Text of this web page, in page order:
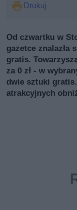
Drukuj
Od czwartku w
gazetce znalazła
gratis.
za 0 zł - w
dwie sztuki
atrakcyjnych